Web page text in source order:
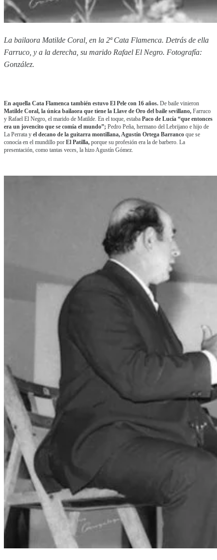
La bailaora Matilde Coral, en la 2ª Cata Flamenca. Detrás de ella
Farruco, y a la derecha, su marido Rafael El Negro. Fotografía:
González.
En aquella Cata Flamenca también estuvo El Pele con 16 años. De baile vinieron
Matilde Coral, la única bailaora que tiene la Llave de Oro del baile sevillano, Farruco
y Rafael El Negro, el marido de Matilde. En el toque, estaba Paco de Lucía “que entonces
era un jovencito que se comía el mundo”; Pedro Peña, hermano del Lebrijano e hijo de
La Perrata y el decano de la guitarra montillana, Agustín Ortega Barranco que se
conocía en el mundillo por El Patilla, porque su profesión era la de barbero. La
presentación, como tantas veces, la hizo Agustín Gómez.